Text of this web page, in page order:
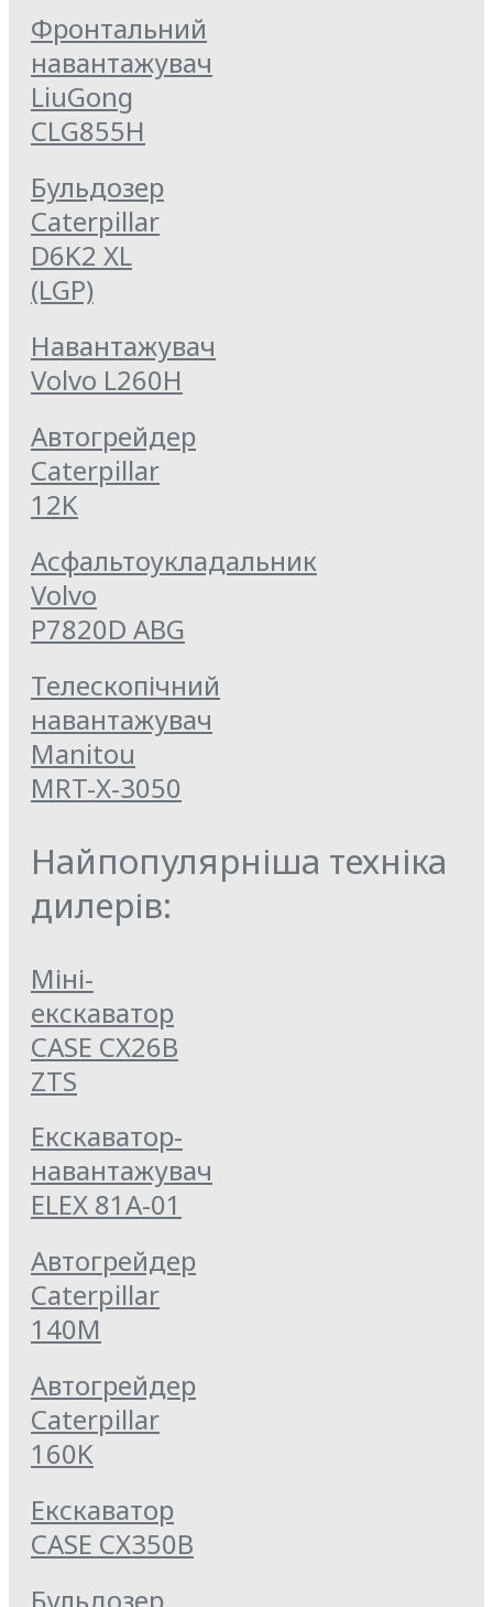
Фронтальний
навантажувач
LiuGong
CLG855Н
Бульдозер
Caterpillar
D6K2 XL
(LGP)
Навантажувач
Volvo L260H
Автогрейдер
Caterpillar
12K
Асфальтоукладальник
Volvo
P7820D ABG
Телескопічний
навантажувач
Manitou
MRT-X-3050
Найпопулярніша техніка
дилерів:
Міні-
екскаватор
CASE CX26B
ZTS
Екскаватор-
навантажувач
ELEX 81А-01
Автогрейдер
Caterpillar
140M
Автогрейдер
Caterpillar
160K
Екскаватор
CASE CX350B